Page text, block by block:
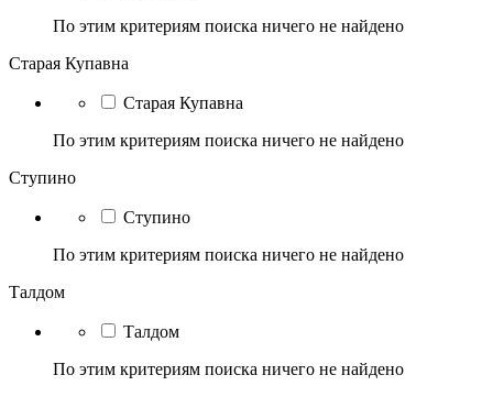
По этим критериям поиска ничего не найдено
Старая Купавна
Старая Купавна
По этим критериям поиска ничего не найдено
Ступино
Ступино
По этим критериям поиска ничего не найдено
Талдом
Талдом
По этим критериям поиска ничего не найдено